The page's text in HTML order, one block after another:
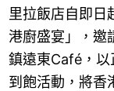
里拉飯店自即日
港廚盛宴」，邀
鎮遠東Café，以
到飽活動，將香